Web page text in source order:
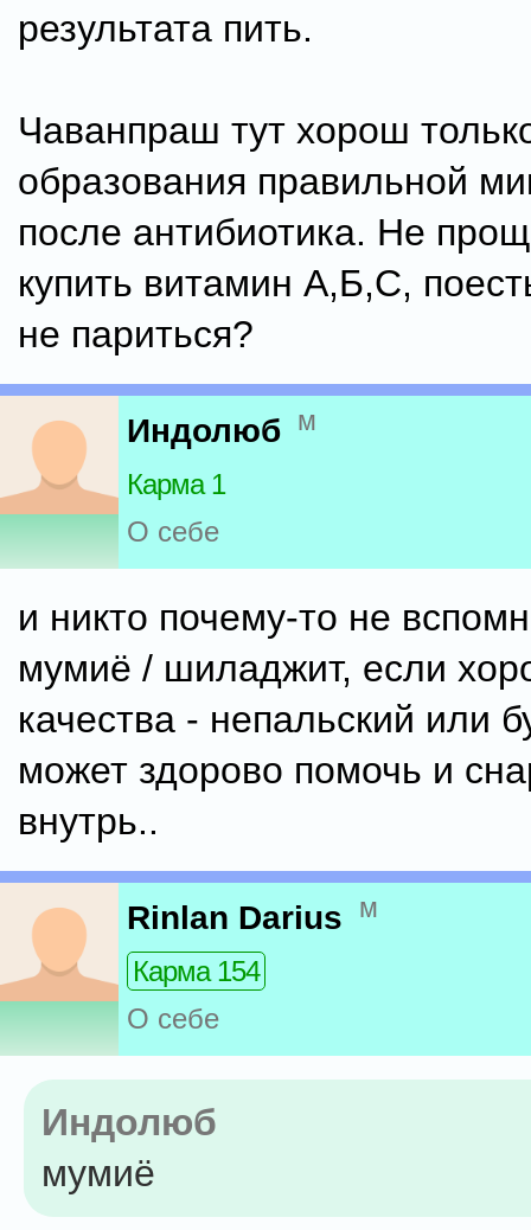
результата пить.
Чаванпраш тут хорош
образования правильной
после антибиотика. Не
купить витамин А,Б,С,
не париться?
Индолюб м
Карма 1
О себе
и никто почему-то не
мумиё / шиладжит, если
качества - непальский или
может здорово помочь и
внутрь..
Rinlan Darius м
Карма 154
О себе
Индолюб
мумиё